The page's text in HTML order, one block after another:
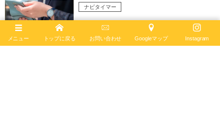
ナビタイマー
メニュー トップに戻る お問い合わせ Googleマップ Instagram